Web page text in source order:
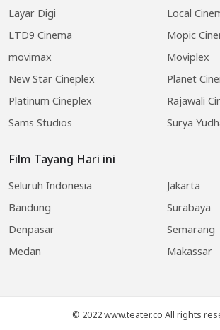
Layar Digi
Local
LTD9 Cinema
Mopic
movimax
Moviplex
New Star Cineplex
Planet
Platinum Cineplex
Rajawali
Sams Studios
Surya
Film Tayang Hari ini
Seluruh Indonesia
Jakarta
Bandung
Surabaya
Denpasar
Semarang
Medan
Makassar
© 2022 www.teater.co All rights